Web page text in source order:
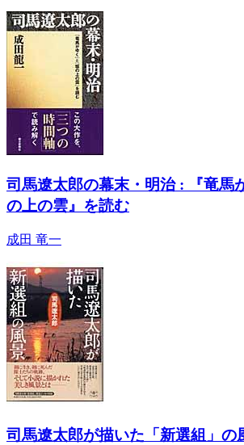
司馬遼太郎の幕末・明治 : 『竜馬
の上の雲』を読む
成田 竜一
司馬遼太郎が描いた「新選組」の